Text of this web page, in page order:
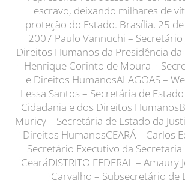
escravo, deixando milhares de
proteção do Estado. Brasília, 25
2007 Paulo Vannuchi – Secretário
Direitos Humanos da Presidência da
– Henrique Corinto de Moura –
e Direitos HumanosALAGOAS –
Lessa Santos – Secretária de
Cidadania e dos Direitos
Muricy – Secretária de Estado da
Direitos HumanosCEARÁ – Carlos
Secretário Executivo da Secretaria
CearáDISTRITO FEDERAL – Amaury
Carvalho – Subsecretário de